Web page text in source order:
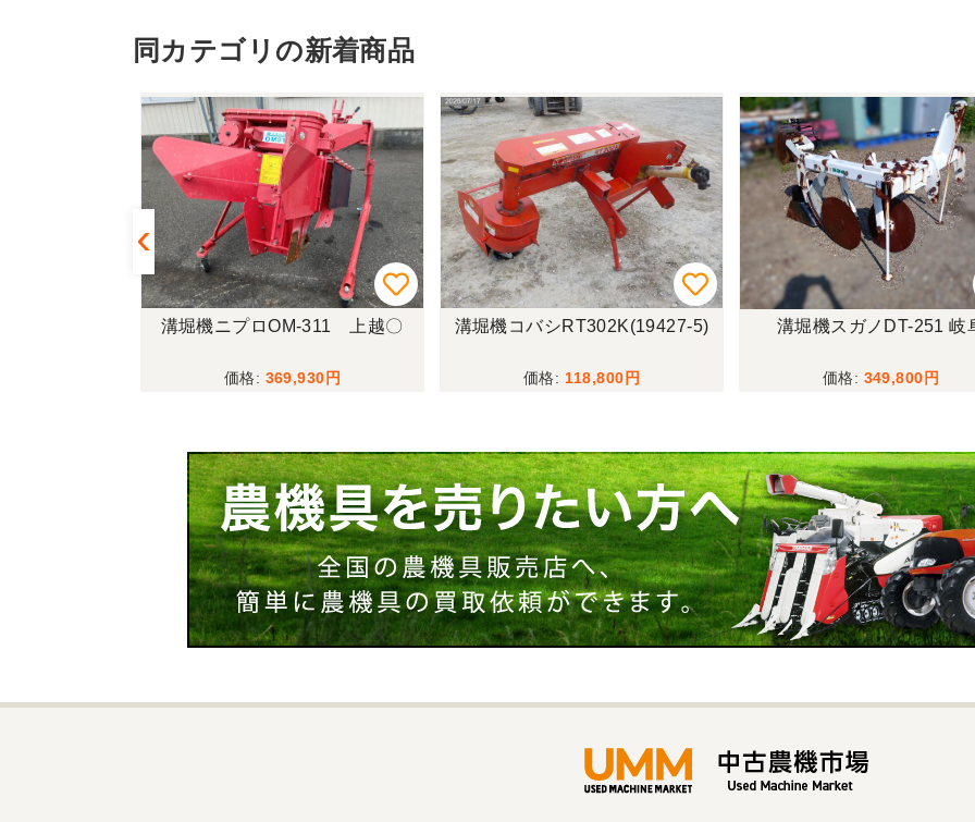
同カテゴリの新着商品
溝堀機ニプロOM-311 上越〇
369,930
溝堀機コバシRT302K(19427-5)
118,800
溝堀機スガノDT-251 岐
349,800